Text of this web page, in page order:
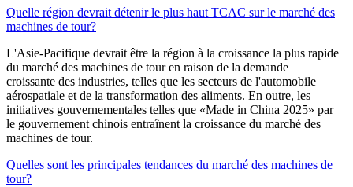
Quelle région devrait détenir le plus haut TCAC sur le marché des
machines de tour?
L'Asie-Pacifique devrait être la région à la croissance la plus rapide
du marché des machines de tour en raison de la demande
croissante des industries, telles que les secteurs de l'automobile
aérospatiale et de la transformation des aliments. En outre, les
initiatives gouvernementales telles que «Made in China 2025» par
le gouvernement chinois entraînent la croissance du marché des
machines de tour.
Quelles sont les principales tendances du marché des machines de
tour?